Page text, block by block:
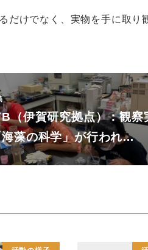
だけでなく、実物を手に取り
（伊賀研究拠点）：観察
海藻の科学」が行われ…